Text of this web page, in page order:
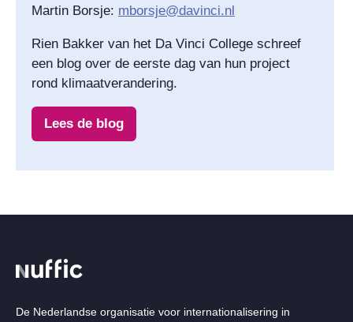
Martin Borsje: mborsje@davinci.nl
Rien Bakker van het Da Vinci College schreef
een blog over de eerste dag van hun project
rond klimaatverandering.
Lees de blog
De Nederlandse organisatie voor internationalisering in